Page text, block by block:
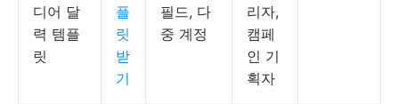
디어 달
력 템플
릿
플
릿
받
기
필드, 다
중 계정
리자,
캠페
인 기
획자